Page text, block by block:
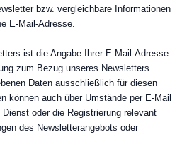
bzw. vergleichbare Informationen
E-Mail-Adresse.
ist die Angabe Ihrer E-Mail-Adresse
zum Bezug unseres Newsletters
Daten ausschließlich für diesen
können auch über Umstände per E-Mail
oder die Registrierung relevant
des Newsletterangebots oder